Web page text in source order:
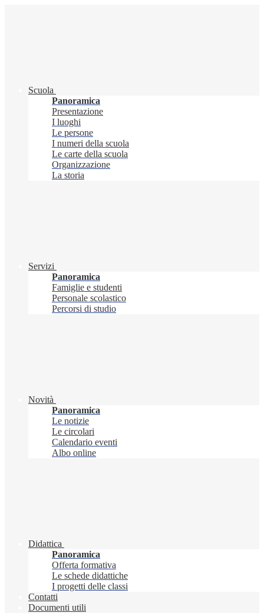
Scuola
Panoramica
Presentazione
I luoghi
Le persone
I numeri della scuola
Le carte della scuola
Organizzazione
La storia
Servizi
Panoramica
Famiglie e studenti
Personale scolastico
Percorsi di studio
Novità
Panoramica
Le notizie
Le circolari
Calendario eventi
Albo online
Didattica
Panoramica
Offerta formativa
Le schede didattiche
I progetti delle classi
Contatti
Documenti utili